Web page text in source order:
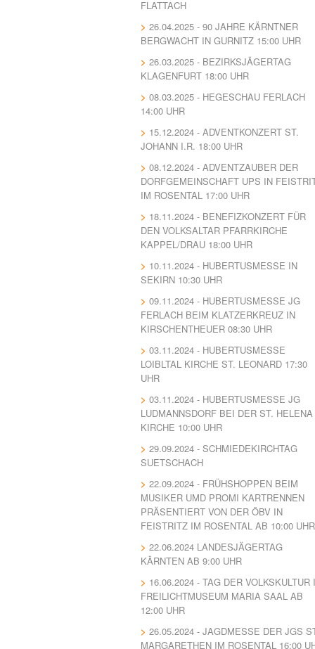
FLATTACH
26.04.2025 - 90 JAHRE KÄRNTNER
BERGWACHT IN GURNITZ 15:00 UHR
26.03.2025 - BEZIRKSJÄGERTAG
KLAGENFURT 18:00 UHR
08.03.2025 - HEGESCHAU FERLACH
14:00 UHR
15.12.2024 - ADVENTKONZERT ST.
JOHANN I.R. 18:00 UHR
08.12.2024 - ADVENTZAUBER DER
DORFGEMEINSCHAFT UPS IN
IM ROSENTAL 17:00 UHR
18.11.2024 - BENEFIZKONZERT FÜR
DEN VOLKSALTAR PFARRKIRCHE
KAPPEL/DRAU 18:00 UHR
10.11.2024 - HUBERTUSMESSE IN
SEKIRN 10:30 UHR
09.11.2024 - HUBERTUSMESSE JG
FERLACH BEIM KLATZERKREUZ IN
KIRSCHENTHEUER 08:30 UHR
03.11.2024 - HUBERTUSMESSE
LOIBLTAL KIRCHE ST. LEONARD 17:30
UHR
03.11.2024 - HUBERTUSMESSE JG
LUDMANNSDORF BEI DER ST. HELENA
KIRCHE 10:00 UHR
29.09.2024 - SCHMIEDEKIRCHTAG
SUETSCHACH
22.09.2024 - FRÜHSHOPPEN BEIM
MUSIKER UMD PROMI KARTRENNEN
PRÄSENTIERT VON DER ÖBV IN
FEISTRITZ IM ROSENTAL AB 10:00 UHR
22.06.2024 LANDESJÄGERTAG
KÄRNTEN AB 9:00 UHR
16.06.2024 - TAG DER VOLKSKULTUR
FREILICHTMUSEUM MARIA SAAL AB
12:00 UHR
26.05.2024 - JAGDMESSE DER JGS
MARGARETHEN IM ROSENTAL 16:00